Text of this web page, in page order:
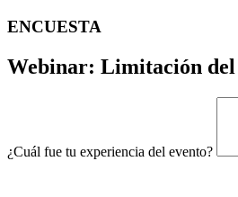
ENCUESTA
Webinar: Limitación del
¿Cuál fue tu experiencia del evento?